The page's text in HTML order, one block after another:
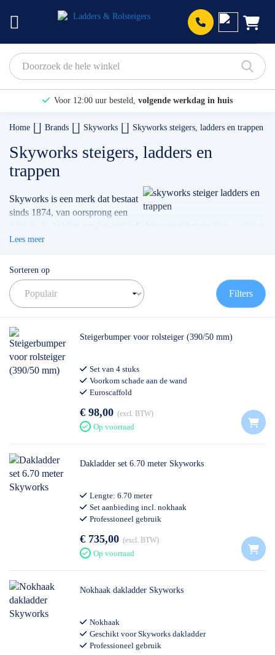
Voor 12:00 uur besteld, volgende werkdag in huis
Bekijk hier onze Actiepagina
Binnen 1 dag een gratis offerte
Home Brands Skyworks Skyworks steigers, ladders en trappen
Skyworks steigers, ladders en
trappen
Skyworks is een merk dat bestaat
sinds 1874, van oorsprong een
ruim assortiment aan rolsteigers, trappen en andere klimmateriaal
veiligheidsregels en zijn verkrijgbaar voor zowel particulieren als
professionals. Voor professioneel gebruik gelden 'andere' regels
dan voor doe-het-zelf gebruik. Wij adviseren je hier graag verder
over.
✅
✅Meedenkende klantenservice
✅ Contact:0511- 40 25 64
Lees meer
Sorteren op
Filters
Steigerbumper voor rolsteiger (390/50 mm)
Set van 4 stuks
Voorkom schade aan de wand
Euroscaffold
€ 98,00 excl. BTW
Op voorraad
Dakladder set 6.70 meter Skyworks
Lengte: 6.70 meter
Set aanbieding incl. nokhaak
Professioneel gebruik
€ 735,00 excl. BTW
Op voorraad
Nokhaak dakladder Skyworks
Nokhaak
Geschikt voor Skyworks dakladder
Professioneel gebruik